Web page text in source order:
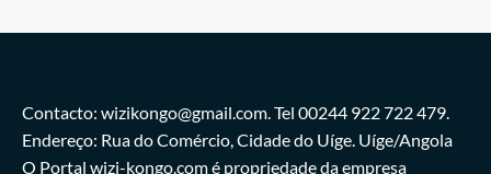
Contacto: wizikongo@gmail.com. Tel 00244 922 722 479.
Endereço: Rua do Comércio, Cidade do Uíge. Uíge/Angola
O Portal wizi-kongo.com é propriedade da empresa